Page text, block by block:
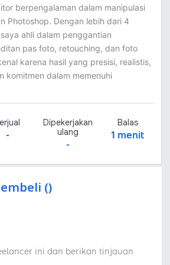
berpengalaman dalam manipulasi
Photoshop. Dengan lebih dari 4
ahli dalam penggantian
pas foto, retouching, dan foto
karena hasil yang presisi, realistis,
komitmen dalam memenuhi
-
Dipekerjakan
ulang
-
Balas
1 menit
()
ini dan berikan tinjauan